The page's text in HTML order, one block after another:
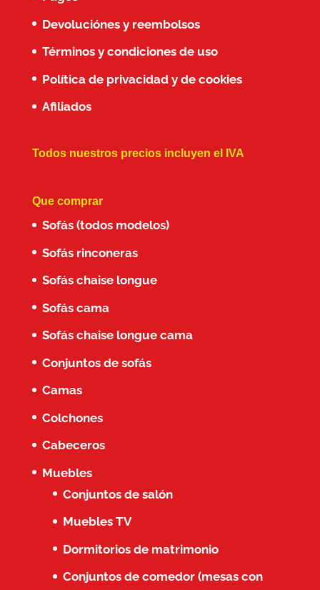
Devoluciónes y reembolsos
Términos y condiciones de uso
Política de privacidad y de cookies
Afiliados
Todos nuestros precios incluyen el IVA
Que comprar
Sofás (todos modelos)
Sofás rinconeras
Sofás chaise longue
Sofás cama
Sofás chaise longue cama
Conjuntos de sofás
Camas
Colchones
Cabeceros
Muebles
Conjuntos de salón
Muebles TV
Dormitorios de matrimonio
Conjuntos de comedor (mesas con